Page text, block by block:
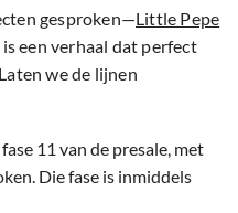
gesproken—Little Pepe
een verhaal dat perfect
we de lijnen
11 van de presale, met
Die fase is inmiddels